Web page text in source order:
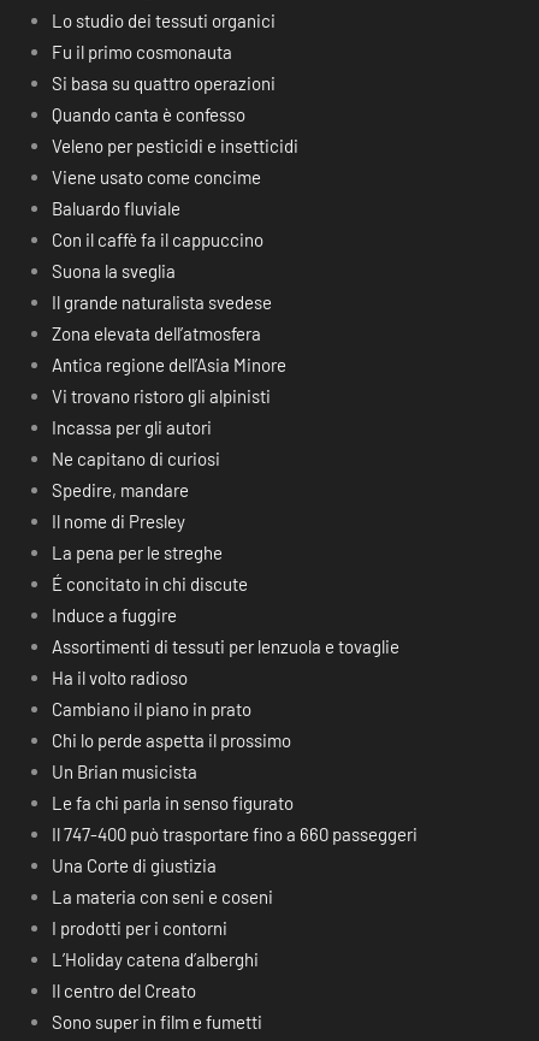
Lo studio dei tessuti organici
Fu il primo cosmonauta
Si basa su quattro operazioni
Quando canta è confesso
Veleno per pesticidi e insetticidi
Viene usato come concime
Baluardo fluviale
Con il caffè fa il cappuccino
Suona la sveglia
Il grande naturalista svedese
Zona elevata dell’atmosfera
Antica regione dell’Asia Minore
Vi trovano ristoro gli alpinisti
Incassa per gli autori
Ne capitano di curiosi
Spedire, mandare
Il nome di Presley
La pena per le streghe
É concitato in chi discute
Induce a fuggire
Assortimenti di tessuti per lenzuola e tovaglie
Ha il volto radioso
Cambiano il piano in prato
Chi lo perde aspetta il prossimo
Un Brian musicista
Le fa chi parla in senso figurato
Il 747-400 può trasportare fino a 660 passeggeri
Una Corte di giustizia
La materia con seni e coseni
I prodotti per i contorni
L’Holiday catena d’alberghi
Il centro del Creato
Sono super in film e fumetti